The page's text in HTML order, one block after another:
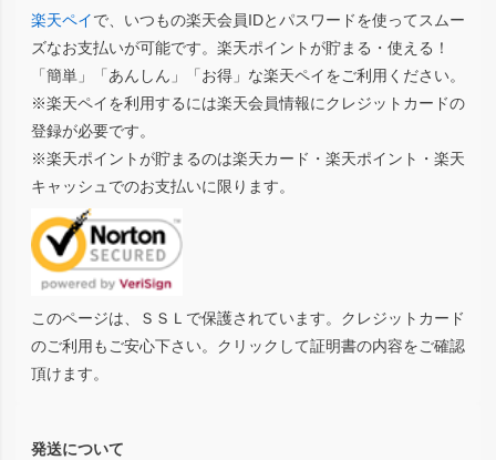
楽天ペイで、いつもの楽天会員IDとパスワードを使ってスムー
ズなお支払いが可能です。楽天ポイントが貯まる・使える！
「簡単」「あんしん」「お得」な楽天ペイをご利用ください。
※楽天ペイを利用するには楽天会員情報にクレジットカードの
登録が必要です。
※楽天ポイントが貯まるのは楽天カード・楽天ポイント・楽天
キャッシュでのお支払いに限ります。
このページは、ＳＳＬで保護されています。クレジットカード
のご利用もご安心下さい。クリックして証明書の内容をご確認
頂けます。
発送について